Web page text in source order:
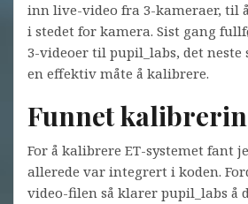
inn live-video fra 3-kameraer, til
i stedet for kamera. Sist gang
3-videoer til pupil_labs, det
en effektiv måte å kalibrere.
Funnet
For å kalibrere ET-systemet fant
allerede var integrert i koden.
video-filen så klarer pupil_labs å